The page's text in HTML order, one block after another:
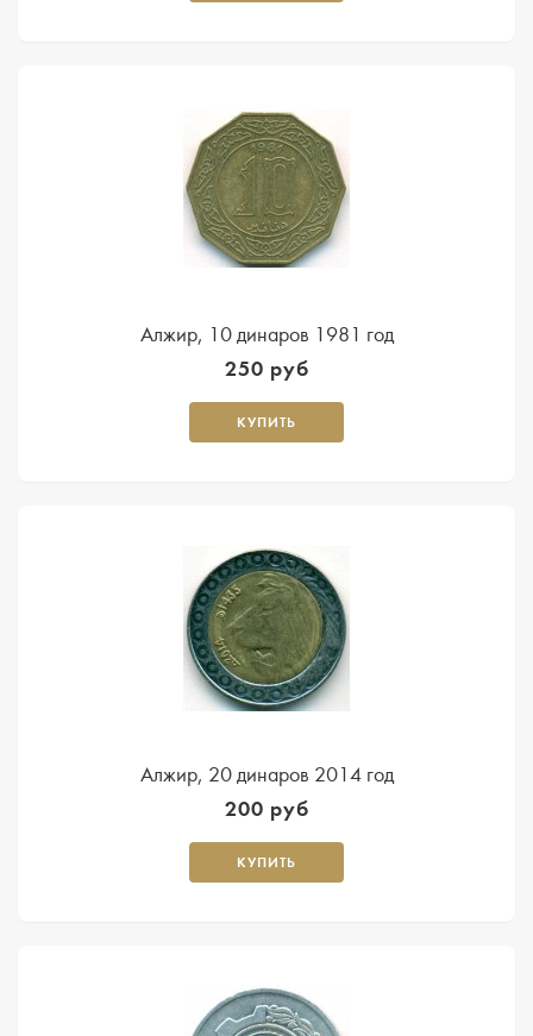
Алжир, 10 динаров 1981 год
250 руб
КУПИТЬ
Алжир, 20 динаров 2014 год
200 руб
КУПИТЬ